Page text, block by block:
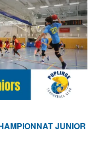
JUNIOR